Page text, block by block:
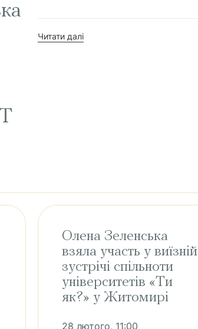
Читати далі
Олена Зеленська
взяла участь у виїзній
зустрічі спільноти
університетів «Ти
як?» у Житомирі
28 лютого, 11:00